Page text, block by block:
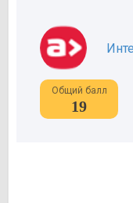
Общий балл
19